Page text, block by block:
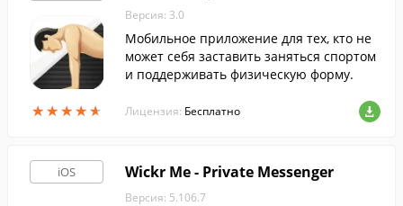
★★★★★
★★★★★
Версия: 3.0
Мобильное приложение для тех, кто не
может себя заставить заняться спортом
и поддерживать физическую форму.
Лицензия: Бесплатно
iOS Wickr Me - Private Messenger
Версия: 5.106.7